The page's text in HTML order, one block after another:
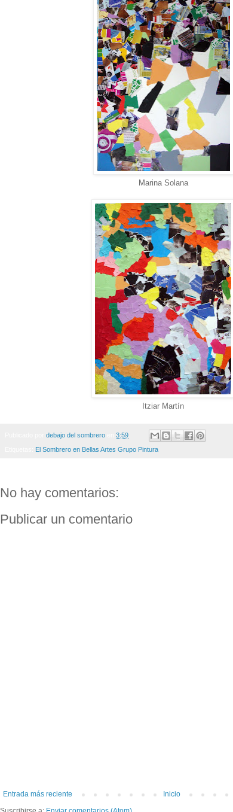
Marina Solana
Itziar Martín
debajo del sombrero 3:59
El Sombrero en Bellas Artes Grupo Pintura
No hay comentarios:
Publicar un comentario
Entrada más reciente
Inicio